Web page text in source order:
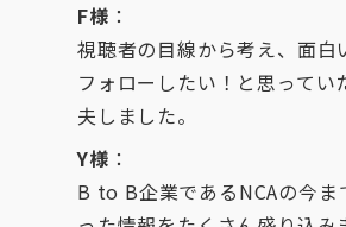
F様 ：
視聴者の目線から考え、面白
フォローしたい！と思ってい
夫しました。
Y様 ：
B to B企業であるNCAの今ま